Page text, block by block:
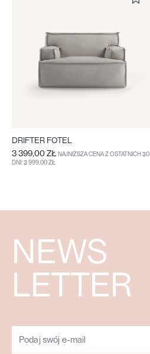
DRIFTER FOTEL
3 399,00 ZŁ NAJNIŻSZA CENA Z OSTATNICH 30
DNI: 3 999,00 ZŁ
NEWS
LETTER